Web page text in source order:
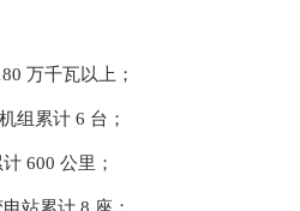
万千瓦以上；
组累计 6 台；
600 公里；